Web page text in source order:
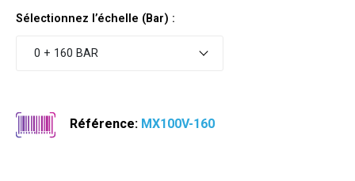
Sélectionnez l’échelle (Bar) :
0 + 160 BAR
Référence: MX100V-160